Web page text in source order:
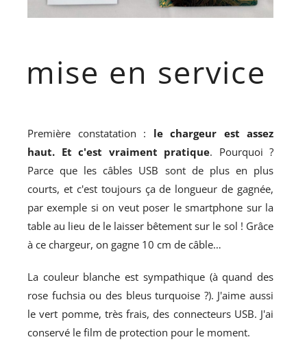
mise en service
Première constatation : le chargeur est assez
haut. Et c'est vraiment pratique. Pourquoi ?
Parce que les câbles USB sont de plus en plus
courts, et c'est toujours ça de longueur de gagnée,
par exemple si on veut poser le smartphone sur la
table au lieu de le laisser bêtement sur le sol ! Grâce
à ce chargeur, on gagne 10 cm de câble…
La couleur blanche est sympathique (à quand des
rose fuchsia ou des bleus turquoise ?). J'aime aussi
le vert pomme, très frais, des connecteurs USB. J'ai
conservé le film de protection pour le moment.